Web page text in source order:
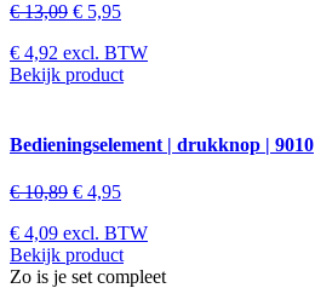
€13,09 € 5,95
€ 4,92 excl. BTW
Bekijk product
Bedieningselement | drukknop | 9010
€10,89 € 4,95
€ 4,09 excl. BTW
Bekijk product
Zo is je set compleet